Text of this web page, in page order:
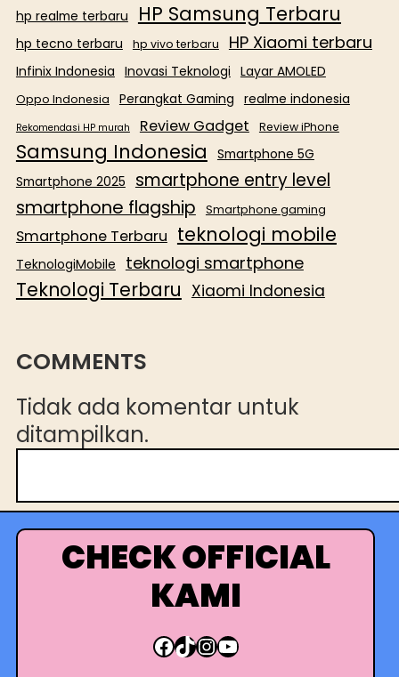
hp realme terbaru HP Samsung Terbaru
hp tecno terbaru hp vivo terbaru HP Xiaomi terbaru
Infinix Indonesia Inovasi Teknologi Layar AMOLED
Oppo Indonesia Perangkat Gaming realme indonesia
Rekomendasi HP murah Review Gadget Review iPhone
Samsung Indonesia
Smartphone 5G
Smartphone 2025
smartphone entry level
smartphone flagship Smartphone gaming
Smartphone Terbaru teknologi mobile
TeknologiMobile teknologi smartphone
Teknologi Terbaru Xiaomi Indonesia
COMMENTS
Tidak ada komentar untuk
ditampilkan.
r
i
CHECK OFFICIAL
KAMI
Facebook TikTok InstagramYouTube